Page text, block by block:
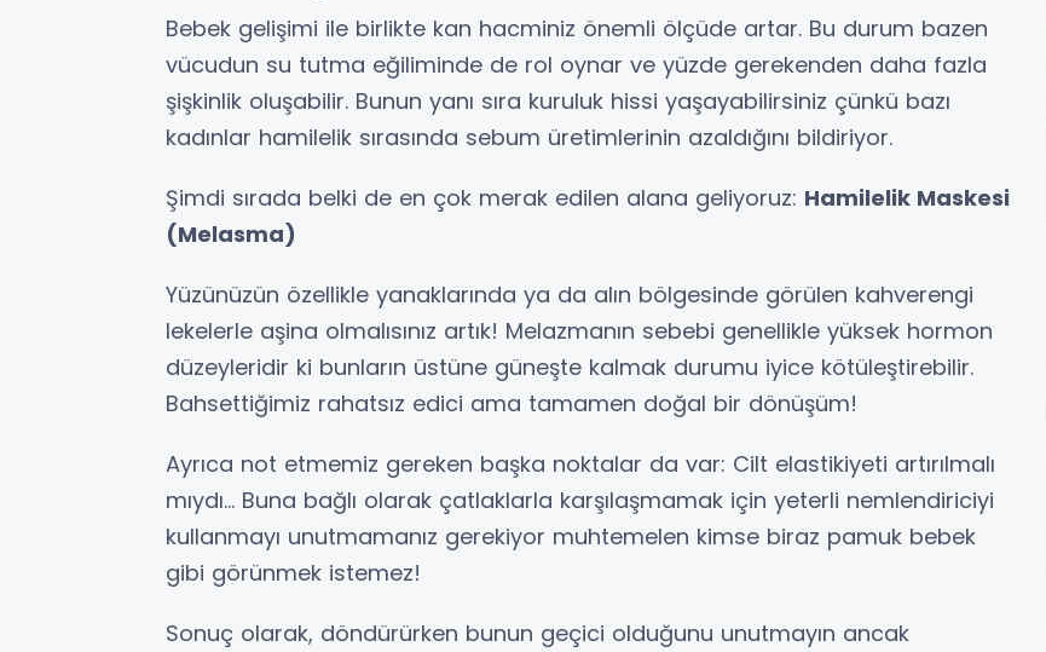
Bebek gelişimi ile birlikte kan hacminiz önemli ölçüde artar. Bu durum bazen
vücudun su tutma eğiliminde de rol oynar ve yüzde gerekenden daha fazla
şişkinlik oluşabilir. Bunun yanı sıra kuruluk hissi yaşayabilirsiniz çünkü bazı
kadınlar hamilelik sırasında sebum üretimlerinin azaldığını bildiriyor.
Şimdi sırada belki de en çok merak edilen alana geliyoruz: Hamilelik Maskesi
(Melasma)
Yüzünüzün özellikle yanaklarında ya da alın bölgesinde görülen kahverengi
lekelerle aşina olmalısınız artık! Melazmanın sebebi genellikle yüksek hormon
düzeyleridir ki bunların üstüne güneşte kalmak durumu iyice kötüleştirebilir.
Bahsettiğimiz rahatsız edici ama tamamen doğal bir dönüşüm!
Ayrıca not etmemiz gereken başka noktalar da var: Cilt elastikiyeti artırılmalı
mıydı… Buna bağlı olarak çatlaklarla karşılaşmamak için yeterli nemlendiriciyi
kullanmayı unutmamanız gerekiyor muhtemelen kimse biraz pamuk bebek
gibi görünmek istemez!
Sonuç olarak, döndürürken bunun geçici olduğunu unutmayın ancak